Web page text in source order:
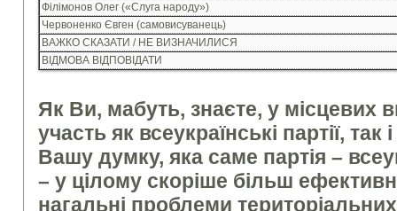
Філімонов Олег («Слуга народу»)
Червоненко Євген (самовисуванець)
ВАЖКО СКАЗАТИ / НЕ ВИЗНАЧИЛИСЯ
ВІДМОВА ВІДПОВІДАТИ
Як Ви, мабуть, знаєте, у місцевих
участь як всеукраїнські партії, так
Вашу думку, яка саме партія –
– у цілому скоріше більш
нагальні проблеми